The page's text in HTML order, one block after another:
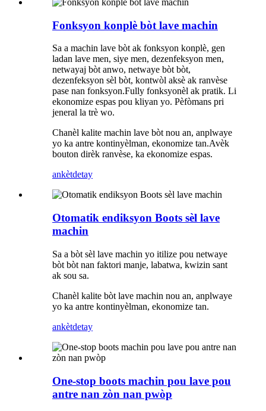
Fonksyon konplè bòt lave machin
Sa a machin lave bòt ak fonksyon konplè, gen
ladan lave men, siye men, dezenfeksyon men,
netwayaj bòt anwo, netwaye bòt bòt,
dezenfeksyon sèl bòt, kontwòl aksè ak ranvèse
pase nan fonksyon.Fully fonksyonèl ak pratik. Li
ekonomize espas pou kliyan yo. Pèfòmans pri
jeneral la trè wo.
Chanèl kalite machin lave bòt nou an, anplwaye
yo ka antre kontinyèlman, ekonomize tan.Avèk
bouton dirèk ranvèse, ka ekonomize espas.
ankètdetay
Otomatik endiksyon Boots sèl lave
machin
Sa a bòt sèl lave machin yo itilize pou netwaye
bòt bòt nan faktori manje, labatwa, kwizin sant
ak sou sa.
Chanèl kalite bòt lave machin nou an, anplwaye
yo ka antre kontinyèlman, ekonomize tan.
ankètdetay
One-stop boots machin pou lave pou
antre nan zòn nan pwòp